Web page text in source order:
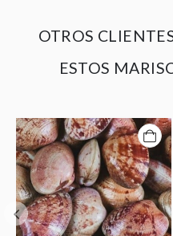
OTROS
ESTOS